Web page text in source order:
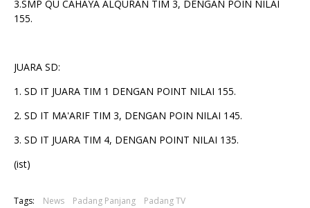
3.SMP QU CAHAYA ALQURAN TIM 3, DENGAN POIN NILAI
155.
JUARA SD:
1. SD IT JUARA TIM 1 DENGAN POINT NILAI 155.
2. SD IT MA'ARIF TIM 3, DENGAN POIN NILAI 145.
3. SD IT JUARA TIM 4, DENGAN POINT NILAI 135.
(ist)
Tags: News Padang Panjang Padang TV